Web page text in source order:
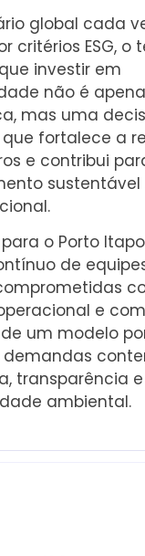
global cada
critérios ESG, o
investir em
não é
mas uma
fortalece a
e contribui
o Porto
de
e
um modelo
transparência e
ambiental.